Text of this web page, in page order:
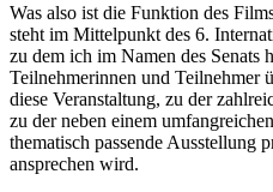
Was also ist die Funktion des
steht im Mittelpunkt des 6.
zu dem ich im Namen des Senats
Teilnehmerinnen und Teilnehmer
diese Veranstaltung, zu der
zu der neben einem
thematisch passende Ausstellung
ansprechen wird.